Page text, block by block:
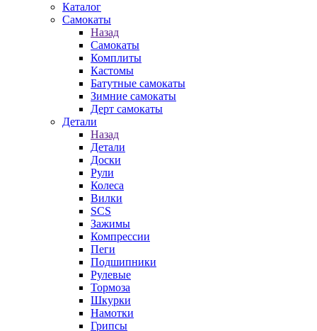
Каталог
Самокаты
Назад
Самокаты
Комплиты
Кастомы
Батутные самокаты
Зимние самокаты
Дерт самокаты
Детали
Назад
Детали
Доски
Рули
Колеса
Вилки
SCS
Зажимы
Компрессии
Пеги
Подшипники
Рулевые
Тормоза
Шкурки
Намотки
Грипсы